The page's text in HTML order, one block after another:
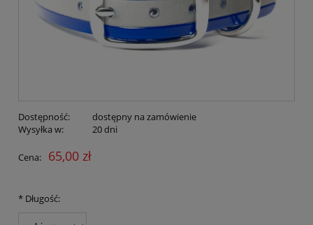
Dostępność:
dostępny na zamówienie
Wysyłka w:
20 dni
Cena: 65,00 zł
* Długość: